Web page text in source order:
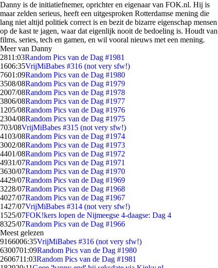
Danny is de initiatiefnemer, oprichter en eigenaar van FOK.nl. Hij is
maar zelden serieus, heeft een uitgesproken Rotterdamse mening die
lang niet altijd politiek correct is en bezit de bizarre eigenschap mensen
op de kast te jagen, waar dat eigenlijk nooit de bedoeling is. Houdt van
films, series, tech en gamen, en wil vooral nieuws met een mening.
Meer van Danny
2811:03Random Pics van de Dag #1981
1606:35VrijMiBabes #316 (not very sfw!)
7601:09Random Pics van de Dag #1980
3508/08Random Pics van de Dag #1979
2007/08Random Pics van de Dag #1978
3806/08Random Pics van de Dag #1977
1205/08Random Pics van de Dag #1976
2304/08Random Pics van de Dag #1975
703/08VrijMiBabes #315 (not very sfw!)
4103/08Random Pics van de Dag #1974
3002/08Random Pics van de Dag #1973
4401/08Random Pics van de Dag #1972
4931/07Random Pics van de Dag #1971
3630/07Random Pics van de Dag #1970
4429/07Random Pics van de Dag #1969
3228/07Random Pics van de Dag #1968
4027/07Random Pics van de Dag #1967
1427/07VrijMiBabes #314 (not very sfw!)
1525/07FOK!kers lopen de Nijmeegse 4-daagse: Dag 4
8325/07Random Pics van de Dag #1966
Meest gelezen
9166006:35VrijMiBabes #316 (not very sfw!)
6300701:09Random Pics van de Dag #1980
2606711:03Random Pics van de Dag #1981